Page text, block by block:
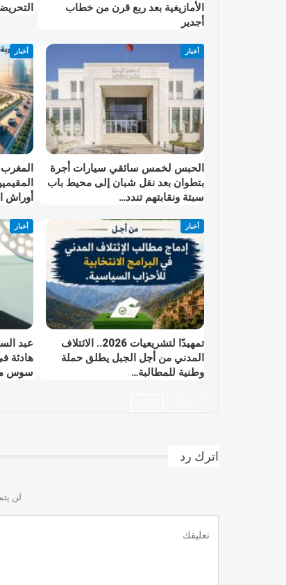
الأمازيغية بعد ربع قرن من خطاب
أجدير
أخبار
الحبس لخمس سائقي سيارات أجرة
بتطوان بعد نقل شبان إلى محيط باب
سبتة ونقابتهم تندد…
أخبار
أوراش
أخبار
تمهيدًا لتشريعيات 2026.. الائتلاف
المدني من أجل الجبل يطلق حملة
وطنية للمطالبة…
أخبار
عبد
هادئة
سوس
اترك رد
لن